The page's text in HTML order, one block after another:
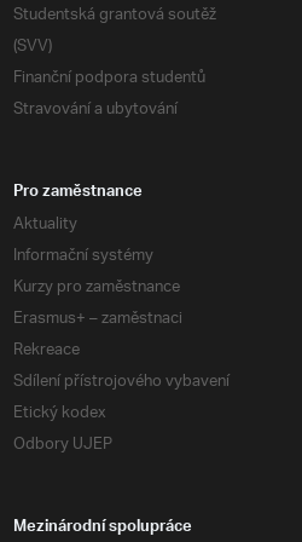
Studentská grantová soutěž
(SVV)
Finanční podpora studentů
Stravování a ubytování
Pro zaměstnance
Aktuality
Informační systémy
Kurzy pro zaměstnance
Erasmus+ – zaměstnaci
Rekreace
Sdílení přístrojového vybavení
Etický kodex
Odbory UJEP
Mezinárodní spolupráce